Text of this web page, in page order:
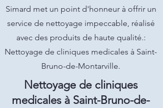
Simard met un point d'honneur à offrir un
service de nettoyage impeccable, réalisé
avec des produits de haute qualité.:
Nettoyage de cliniques medicales à Saint-
Bruno-de-Montarville.
Nettoyage de cliniques
medicales à Saint-Bruno-de-